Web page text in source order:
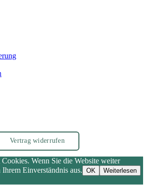
Vertrag widerrufen
Wenn Sie die Website weiter
Einverständnis aus. OK Weiterlesen